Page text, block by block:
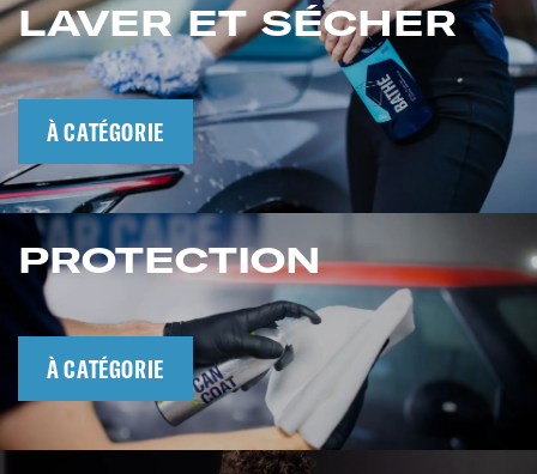
LAVER ET SÉCHER
​​À CATÉGORIE
PROTECTION
À CATÉGORIE